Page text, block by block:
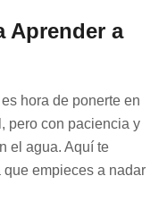
Aprender a
hora de ponerte en
pero con paciencia y
el agua. Aquí te
empieces a nadar